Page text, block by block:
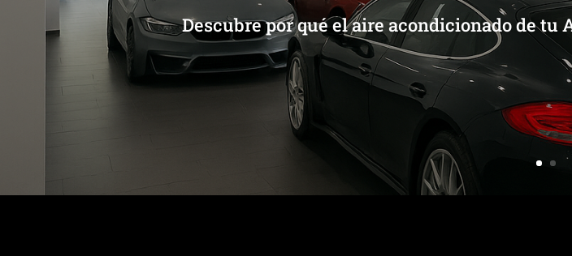
Descubre por qué el aire acondicionado de